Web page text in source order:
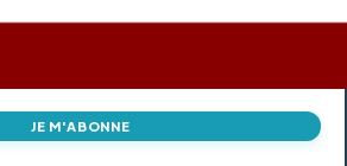
JE M'ABONNE